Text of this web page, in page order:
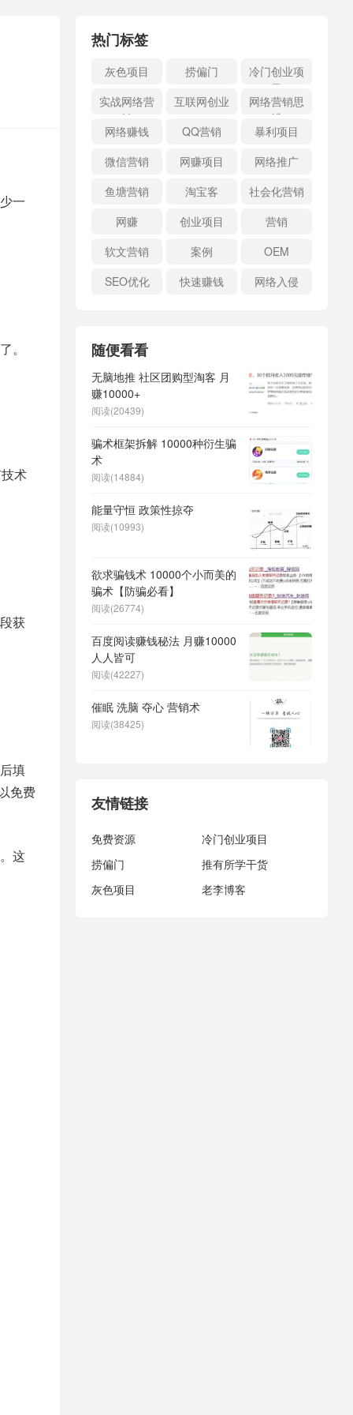
一
。
术
获
填
免费
这
热门标签
灰色项目 捞偏门
冷门创业项
目
实战网络营
销
互联网创业
网络营销思
维
网络赚钱
QQ营销
暴利项目
微信营销
网赚项目
网络推广
鱼塘营销
淘宝客
社会化营销
网赚
创业项目
营销
软文营销
案例
OEM
SEO优化
快速赚钱 网络入侵
随便看看
无脑地推 社区团购型淘客 月
赚10000+
阅读(20439)
骗术框架拆解 10000种衍生骗
术
阅读(14884)
能量守恒 政策性掠夺
阅读(10993)
欲求骗钱术 10000个小而美的
骗术【防骗必看】
阅读(26774)
百度阅读赚钱秘法 月赚10000
人人皆可
阅读(42227)
催眠 洗脑 夺心 营销术
阅读(38425)
友情链接
免费资源
冷门创业项目
捞偏门
推有所学干货
灰色项目
老李博客